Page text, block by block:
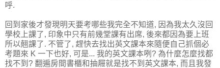
呼.
回到家後才發現明天要考哪些我完全不知道, 因為我太久沒回
學校上課了, 印象中只有前幾堂課有出席, 後來都因為要上班
所以翹課了. 不管了, 趕快去找出英文課本來隨便自己抓個必
考題來 K 一下也好, 可是... 我的英文課本咧? 為什麼怎麼找都
找不到? 翻遍房間書櫃和抽屜就是找不到英文課本, 而且我發